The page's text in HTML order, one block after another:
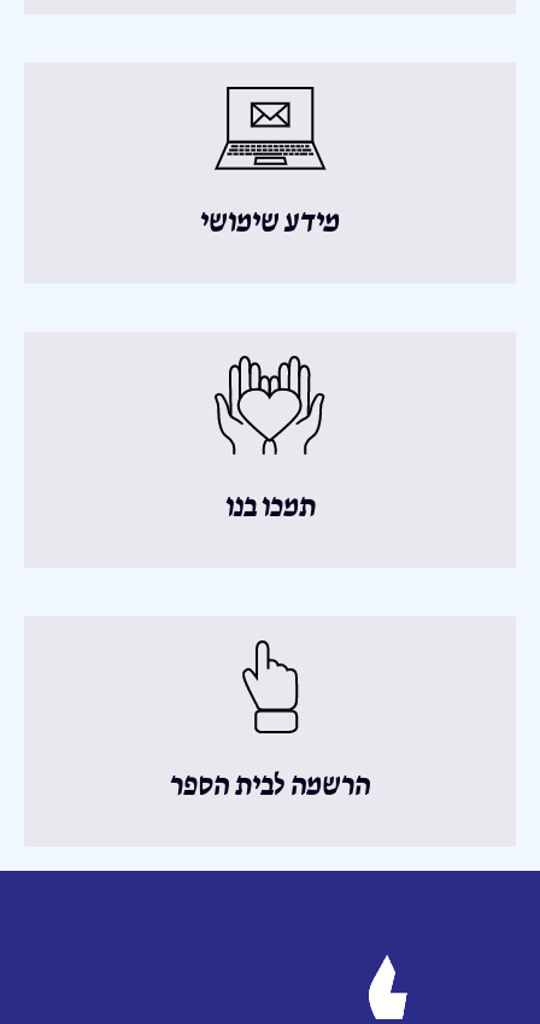
מידע שימושי
תמכו בנו
הרשמה לבית הספר